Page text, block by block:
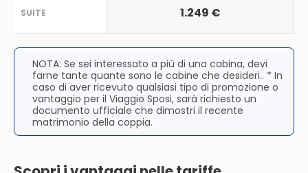
SUITE 1.249 €
NOTA: Se sei interessato a più di una cabina, devi
farne tante quante sono le cabine che desideri.. * In
caso di aver ricevuto qualsiasi tipo di promozione o
vantaggio per il Viaggio Sposi, sarà richiesto un
documento ufficiale che dimostri il recente
matrimonio della coppia.